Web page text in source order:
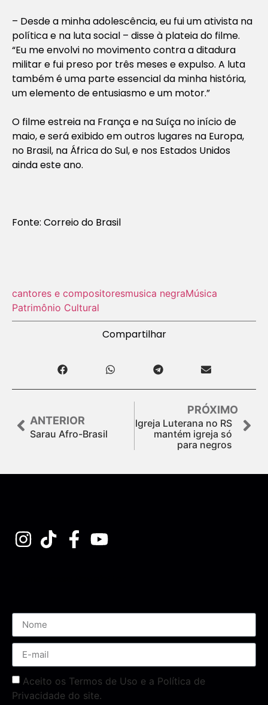
– Desde a minha adolescência, eu fui um ativista na
política e na luta social – disse à plateia do filme.
“Eu me envolvi no movimento contra a ditadura
militar e fui preso por três meses e expulso. A luta
também é uma parte essencial da minha história,
um elemento de entusiasmo e um motor.”
O filme estreia na França e na Suíça no início de
maio, e será exibido em outros lugares na Europa,
no Brasil, na África do Sul, e nos Estados Unidos
ainda este ano.
Fonte: Correio do Brasil
cantores e compositoresmusica negraMúsica
Patrimônio Cultural
Compartilhar
ANTERIOR
Sarau Afro-Brasil
PRÓXIMO
Igreja Luterana no RS
mantém igreja só
para negros
Aceito os Termos de Uso e a Política de
Privacidade do site.